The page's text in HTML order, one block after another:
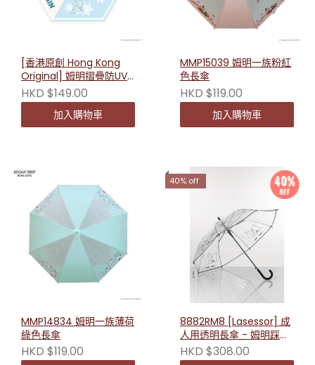
[香港原創 Hong Kong
Original] 姆明摺疊防UV
雨傘 233017
HKD $149.00
加入購物車
MMP15039 姆明一族粉紅
色長傘
HKD $119.00
加入購物車
MMP14834 姆明一族薄荷
綠色長傘
HKD $119.00
40% off
8882RM8 [Lasessor] 成
人用透明長傘 - 姆明踩高
蹺 6430011592821
HKD $308.00